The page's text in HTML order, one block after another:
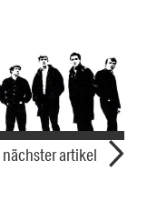
nächster artikel